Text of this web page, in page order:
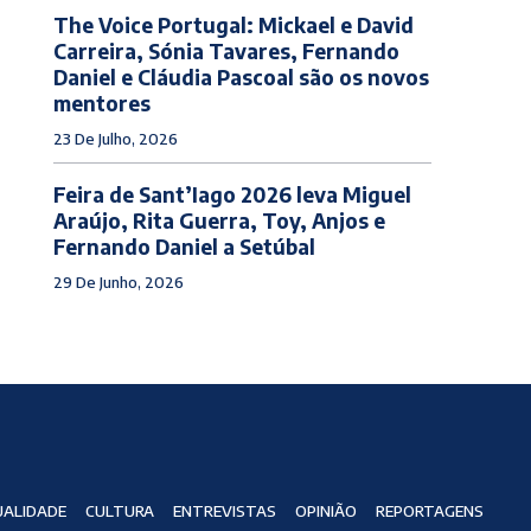
The Voice Portugal: Mickael e David
Carreira, Sónia Tavares, Fernando
Daniel e Cláudia Pascoal são os novos
mentores
23 De Julho, 2026
Feira de Sant’Iago 2026 leva Miguel
Araújo, Rita Guerra, Toy, Anjos e
Fernando Daniel a Setúbal
29 De Junho, 2026
CULTURA ENTREVISTAS OPINIÃO REPORTAGENS